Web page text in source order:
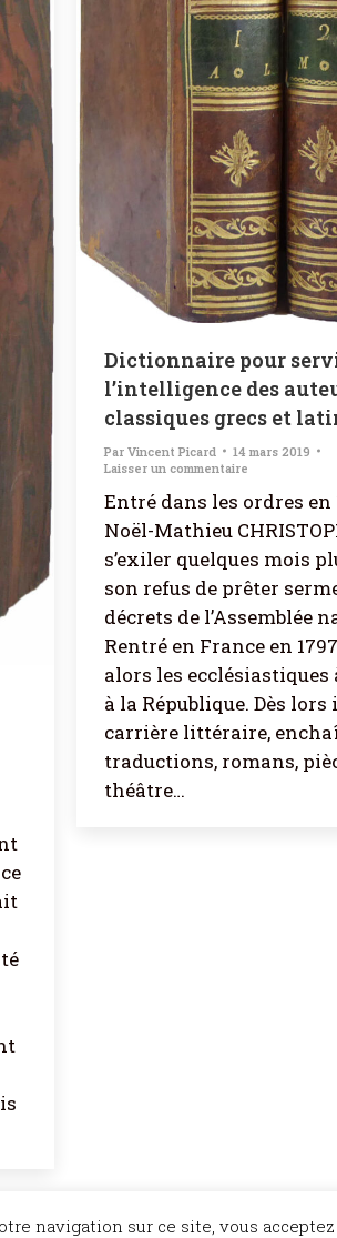
Dictionnaire pour
l’intelligence des
classiques grecs et
Par Vincent Picard
14 mars 2019
Laisser un commentaire
Entré dans les ordres en
Noël-Mathieu
s’exiler quelques mois
son refus de prêter
décrets de l’Assemblée
Rentré en France en
alors les
à la République. Dès
carrière littéraire,
traductions, romans,
théâtre…
:Bel et Bien Vu
navigation sur ce site, vous